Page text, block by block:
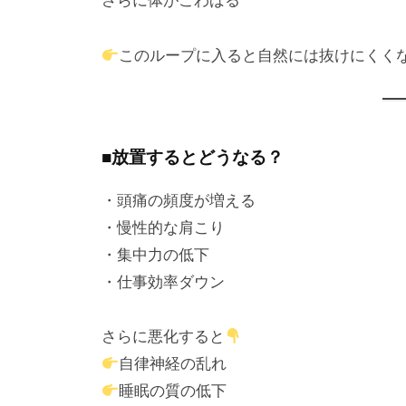
このループに入ると自然には抜けにくく
■放置するとどうなる？
・頭痛の頻度が増える
・慢性的な肩こり
・集中力の低下
・仕事効率ダウン
さらに悪化すると
自律神経の乱れ
睡眠の質の低下